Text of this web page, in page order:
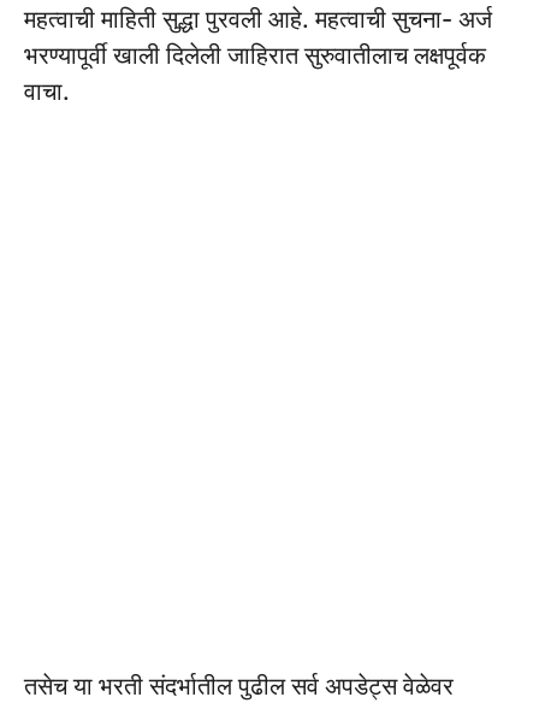
महत्वाची माहिती सुद्धा पुरवली आहे. महत्वाची सुचना- अर्ज
भरण्यापूर्वी खाली दिलेली जाहिरात सुरुवातीलाच लक्षपूर्वक
वाचा.
तसेच या भरती संदर्भातील पुढील सर्व अपडेट्स वेळेवर